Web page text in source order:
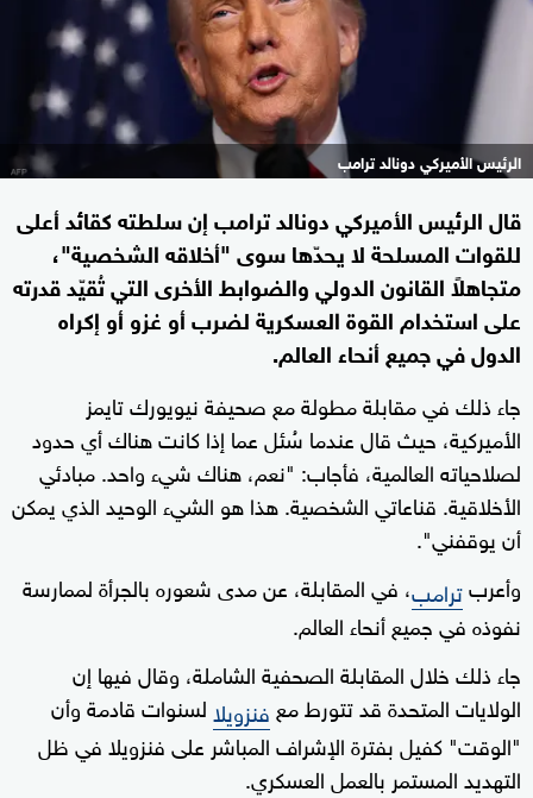
الرئيس الأميركي دونالد ترامب
قال الرئيس الأميركي دونالد ترامب إن سلطته كقائد أعلى
للقوات المسلحة لا يحدّها سوى "أخلاقه الشخصية"،
متجاهلاً القانون الدولي والضوابط الأخرى التي تُقيّد قدرته
على استخدام القوة العسكرية لضرب أو غزو أو إكراه
الدول في جميع أنحاء العالم.
جاء ذلك في مقابلة مطولة مع صحيفة نيويورك تايمز
الأميركية، حيث قال عندما سُئل عما إذا كانت هناك أي حدود
لصلاحياته العالمية، فأجاب: "نعم، هناك شيء واحد. مبادئي
الأخلاقية. قناعاتي الشخصية. هذا هو الشيء الوحيد الذي يمكن
أن يوقفني".
وأعربترامب، في المقابلة، عن مدى شعوره بالجرأة لممارسة
نفوذه في جميع أنحاء العالم.
جاء ذلك خلال المقابلة الصحفية الشاملة، وقال فيها إن
الولايات المتحدة قد تتورط مع فنزويلالسنوات قادمة وأن
"الوقت" كفيل بفترة الإشراف المباشر على فنزويلا في ظل
التهديد المستمر بالعمل العسكري.